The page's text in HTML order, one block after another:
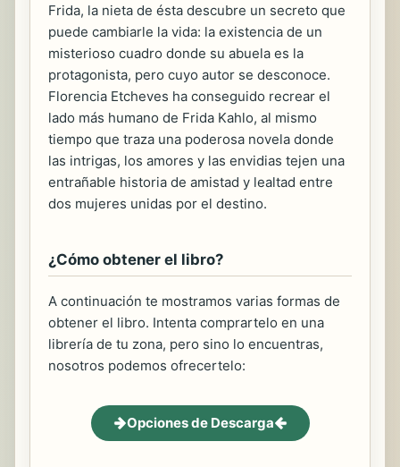
Frida, la nieta de ésta descubre un secreto que
puede cambiarle la vida: la existencia de un
misterioso cuadro donde su abuela es la
protagonista, pero cuyo autor se desconoce.
Florencia Etcheves ha conseguido recrear el
lado más humano de Frida Kahlo, al mismo
tiempo que traza una poderosa novela donde
las intrigas, los amores y las envidias tejen una
entrañable historia de amistad y lealtad entre
dos mujeres unidas por el destino.
¿Cómo obtener el libro?
A continuación te mostramos varias formas de
obtener el libro. Intenta comprartelo en una
librería de tu zona, pero sino lo encuentras,
nosotros podemos ofrecertelo:
Opciones de Descarga